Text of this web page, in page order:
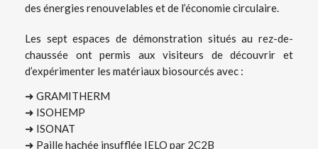
des énergies renouvelables et de l’économie circulaire.
Les sept espaces de démonstration situés au rez-de-
chaussée ont permis aux visiteurs de découvrir et
d’expérimenter les matériaux biosourcés avec :
➜ GRAMITHERM
➜ ISOHEMP
➜ ISONAT
➜ Paille hachée insufflée IELO par 2C2B